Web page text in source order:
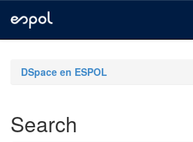
navigationDSpace en ESPOL
Search